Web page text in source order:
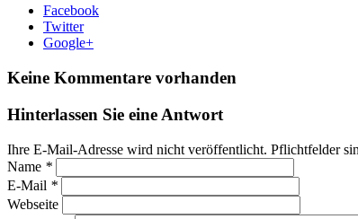
Facebook
Twitter
Google+
Keine Kommentare vorhanden
Hinterlassen Sie eine Antwort
Ihre E-Mail-Adresse wird nicht veröffentlicht. Pflichtfelder
Name *
E-Mail *
Webseite